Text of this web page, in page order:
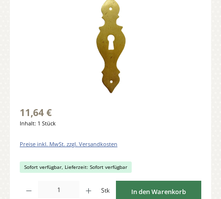
11,64 €
Inhalt: 1 Stück
Preise inkl. MwSt. zzgl. Versandkosten
Sofort verfügbar, Lieferzeit: Sofort verfügbar
Stk In den Warenkorb